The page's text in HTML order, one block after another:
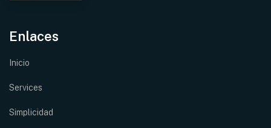
Enlaces
Inicio
Services
Simplicidad